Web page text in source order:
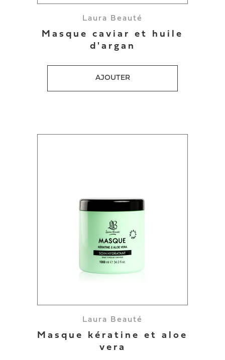
Laura Beauté
Masque caviar et huile
d'argan
AJOUTER
Laura Beauté
Masque kératine et aloe
vera